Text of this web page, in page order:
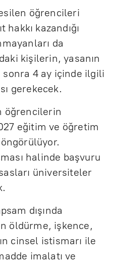
öğrencileri
kazandığı
da
kişilerin, yasanın
4 ay içinde ilgili
gerekecek.
öğrencilerin
eğitim ve öğretim
halinde başvuru
üniversiteler
dışında
öldürme, işkence,
cinsel istismarı ile
imalatı ve